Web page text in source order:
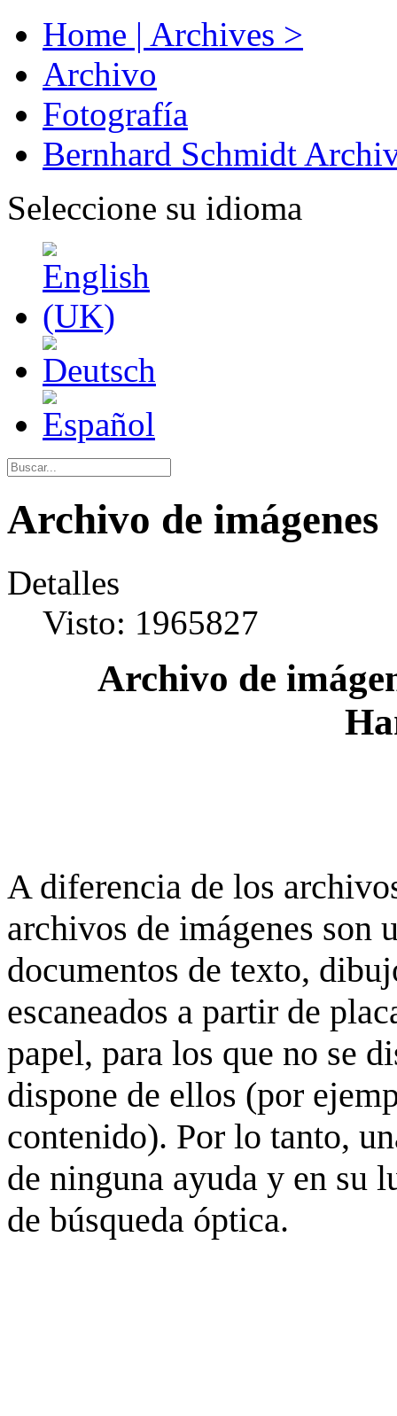
Home | Archives >
Archivo
Fotografía
Bernhard Schmidt
Seleccione su idioma
Archivo de imágenes
Detalles
Visto: 1965827
Archivo de
A diferencia de los
archivos de imágenes son
documentos de texto,
escaneados a partir de
papel, para los que no se
dispone de ellos (por
contenido). Por lo tanto,
de ninguna ayuda y en su
de búsqueda óptica.